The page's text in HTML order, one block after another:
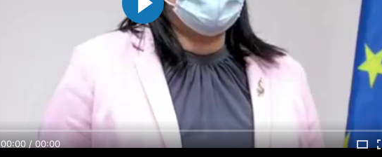
00:00 / 00:00